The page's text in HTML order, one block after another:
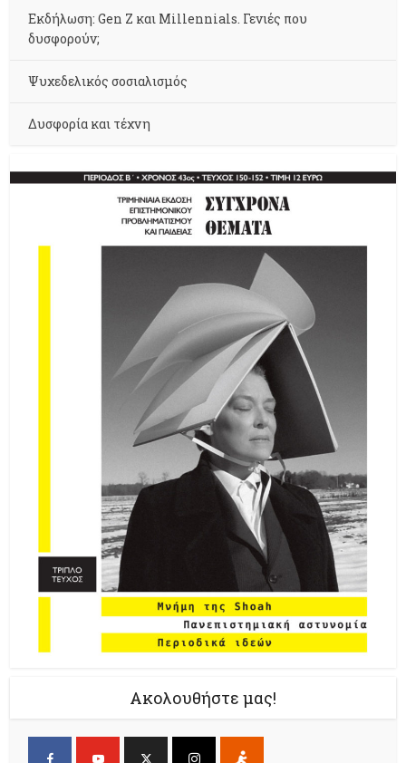
Εκδήλωση: Gen Z και Millennials. Γενιές που
δυσφορούν;
Ψυχεδελικός σοσιαλισμός
Δυσφορία και τέχνη
Ακολουθήστε μας!